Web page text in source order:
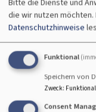
Neuer
erschienen
Bitte die Dienste und
die wir nutzen möchten.
Datenschutzhinweise
Funktional
Speichern von
Zweck: Funktional
Consent